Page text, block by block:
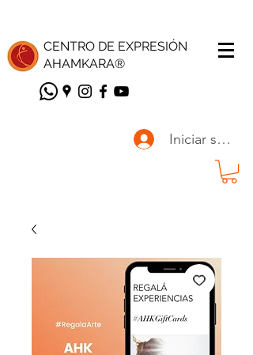
Iniciar sesión
CENTRO DE EXPRESIÓN
AHAMKARA®